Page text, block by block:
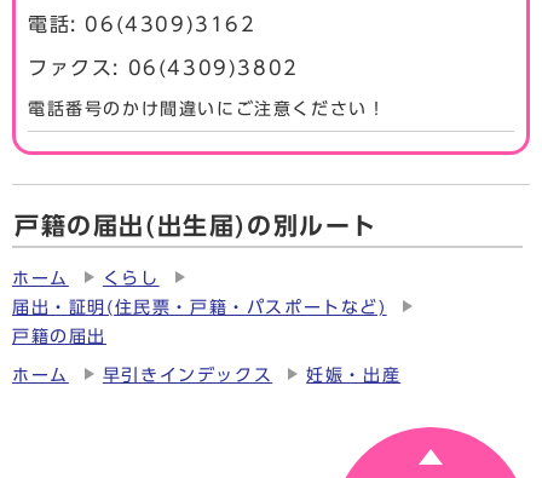
電話: 06(4309)3162
ファクス: 06(4309)3802
電話番号のかけ間違いにご注意ください！
戸籍の届出(出生届)の別ルート
ホーム
くらし
届出・証明(住民票・戸籍・パスポートなど)
戸籍の届出
ホーム 早引きインデックス 妊娠・出産